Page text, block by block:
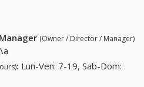
(Owner / Director / Manager)
: Lun-Ven: 7-19, Sab-Dom: